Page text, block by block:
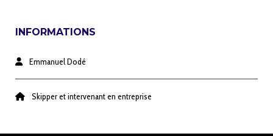
INFORMATIONS
Emmanuel Dodé
Skipper et intervenant en entreprise